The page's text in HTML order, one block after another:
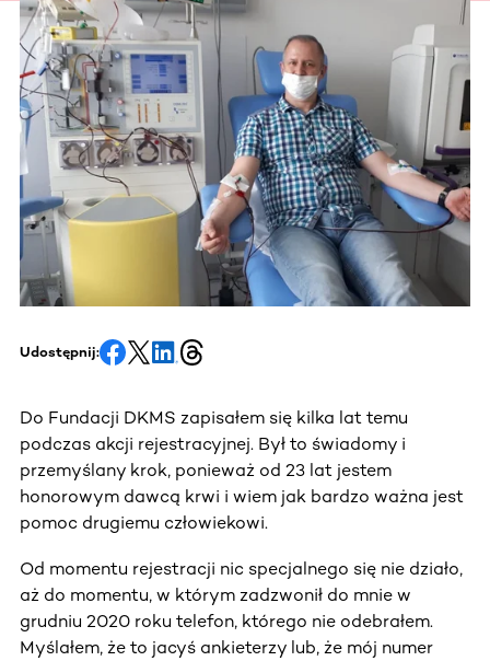
Udostępnij:
Do Fundacji DKMS zapisałem się kilka lat temu
podczas akcji rejestracyjnej. Był to świadomy i
przemyślany krok, ponieważ od 23 lat jestem
honorowym dawcą krwi i wiem jak bardzo ważna jest
pomoc drugiemu człowiekowi.
Od momentu rejestracji nic specjalnego się nie działo,
aż do momentu, w którym zadzwonił do mnie w
grudniu 2020 roku telefon, którego nie odebrałem.
Myślałem, że to jacyś ankieterzy lub, że mój numer